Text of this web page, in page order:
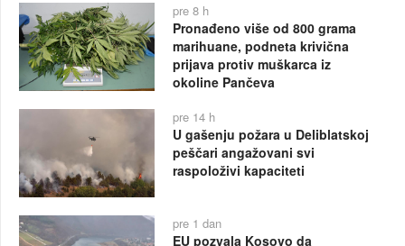
pre 8 h
Pronađeno više od 800 grama
marihuane, podneta krivična
prijava protiv muškarca iz
okoline Pančeva
pre 14 h
U gašenju požara u Deliblatskoj
peščari angažovani svi
raspoloživi kapaciteti
pre 1 dan
EU pozvala Kosovo da